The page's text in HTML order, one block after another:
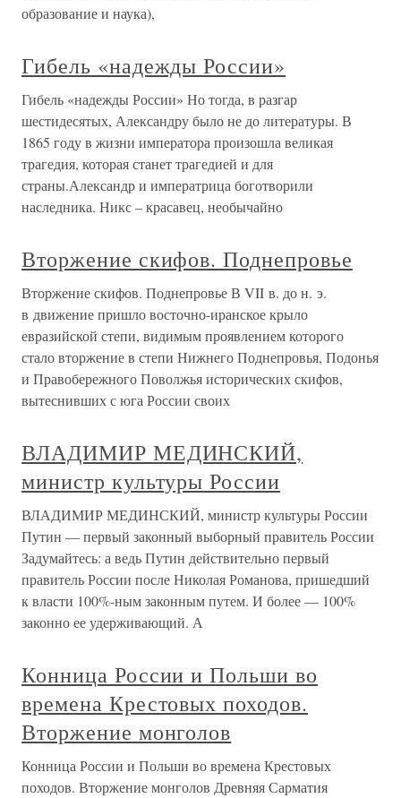
образование и наука),
Гибель «надежды России»
Гибель «надежды России» Но тогда, в разгар
шестидесятых, Александру было не до литературы. В
1865 году в жизни императора произошла великая
трагедия, которая станет трагедией и для
страны.Александр и императрица боготворили
наследника. Никс – красавец, необычайно
Вторжение скифов. Поднепровье
Вторжение скифов. Поднепровье В VII в. до н. э.
в движение пришло восточно-иранское крыло
евразийской степи, видимым проявлением которого
стало вторжение в степи Нижнего Поднепровья, Подонья
и Правобережного Поволжья исторических скифов,
вытеснивших с юга России своих
ВЛАДИМИР МЕДИНСКИЙ,
министр культуры России
ВЛАДИМИР МЕДИНСКИЙ, министр культуры России
Путин — первый законный выборный правитель России
Задумайтесь: а ведь Путин действительно первый
правитель России после Николая Романова, пришедший
к власти 100%-ным законным путем. И более — 100%
законно ее удерживающий. А
Конница России и Польши во
времена Крестовых походов.
Вторжение монголов
Конница России и Польши во времена Крестовых
походов. Вторжение монголов Древняя Сарматия